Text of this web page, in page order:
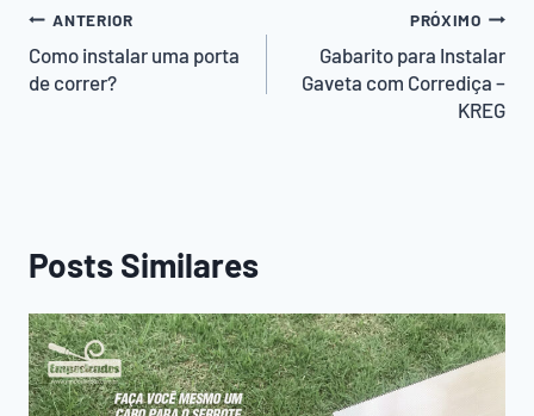
Navegação
de
Post
ANTERIOR
Como instalar uma porta
de correr?
PRÓXIMO
Gabarito para Instalar
Gaveta com Corrediça –
KREG
Posts Similares